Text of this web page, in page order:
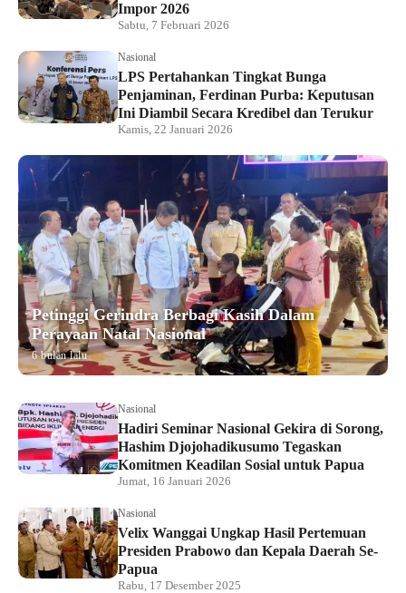
Impor 2026
Sabtu, 7 Februari 2026
Nasional
LPS Pertahankan Tingkat Bunga
Penjaminan, Ferdinan Purba: Keputusan
Ini Diambil Secara Kredibel dan Terukur
Kamis, 22 Januari 2026
Petinggi Gerindra Berbagi Kasih Dalam
Perayaan Natal Nasional
6 bulan lalu
Nasional
Hadiri Seminar Nasional Gekira di Sorong,
Hashim Djojohadikusumo Tegaskan
Komitmen Keadilan Sosial untuk Papua
Jumat, 16 Januari 2026
Nasional
Velix Wanggai Ungkap Hasil Pertemuan
Presiden Prabowo dan Kepala Daerah Se-
Papua
Rabu, 17 Desember 2025